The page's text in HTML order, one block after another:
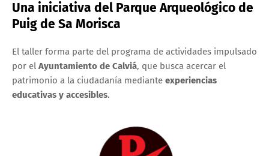
Una iniciativa del Parque Arqueológico de
Puig de Sa Morisca
El taller forma parte del programa de actividades impulsado
por el Ayuntamiento de Calviá, que busca acercar el
patrimonio a la ciudadanía mediante experiencias
educativas y accesibles.